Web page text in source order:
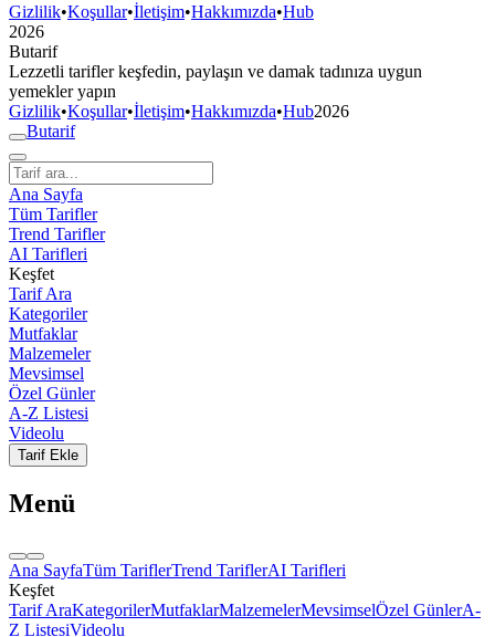
Gizlilik•Koşullar•İletişim•Hakkımızda•Hub
2026
Butarif
Lezzetli tarifler keşfedin, paylaşın ve damak tadınıza uygun
yemekler yapın
Gizlilik•Koşullar•İletişim•Hakkımızda•Hub2026
Butarif
Ana Sayfa
Tüm Tarifler
Trend Tarifler
AI Tarifleri
Keşfet
Tarif Ara
Kategoriler
Mutfaklar
Malzemeler
Mevsimsel
Özel Günler
A-Z Listesi
Videolu
Tarif Ekle
Menü
Ana SayfaTüm TariflerTrend TariflerAI Tarifleri
Keşfet
Tarif AraKategorilerMutfaklarMalzemelerMevsimselÖzel GünlerA-
Z ListesiVideolu